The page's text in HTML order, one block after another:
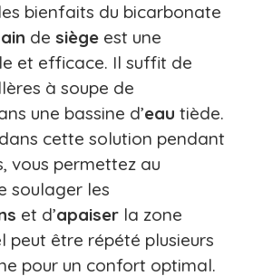
bienfaits du bicarbonate
de siège est une
et efficace. Il suffit de
à soupe de
une bassine d’eau tiède.
dans cette solution pendant
vous permettez au
soulager les
et d’apaiser la zone
peut être répété plusieurs
pour un confort optimal.